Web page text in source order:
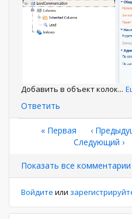
Добавить в объект колок...
Ответить
Нумерация
страниц
Первая
страница
« Первая ←
‹
Следующая
Следующий ›
Показать все комментарии
Войдите или